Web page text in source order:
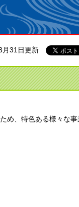
月31日更新
め、特色ある様々な事